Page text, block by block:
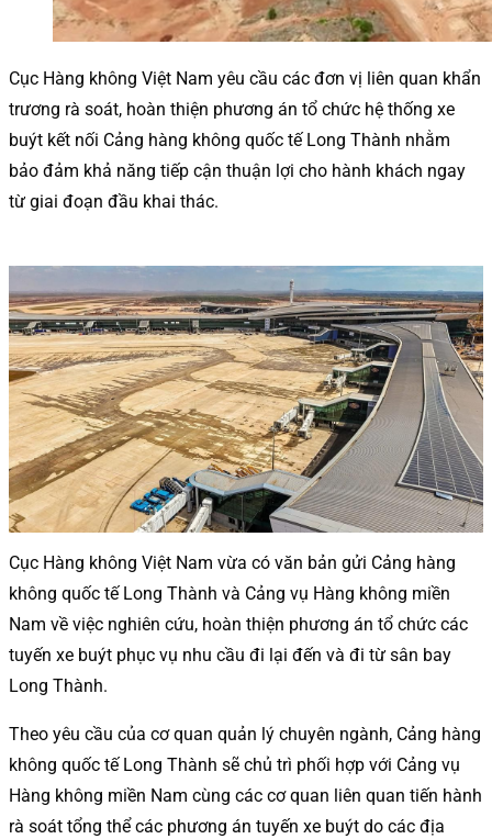
Cục Hàng không Việt Nam yêu cầu các đơn vị liên quan khẩn
trương rà soát, hoàn thiện phương án tổ chức hệ thống xe
buýt kết nối Cảng hàng không quốc tế Long Thành nhằm
bảo đảm khả năng tiếp cận thuận lợi cho hành khách ngay
từ giai đoạn đầu khai thác.
Cục Hàng không Việt Nam vừa có văn bản gửi Cảng hàng
không quốc tế Long Thành và Cảng vụ Hàng không miền
Nam về việc nghiên cứu, hoàn thiện phương án tổ chức các
tuyến xe buýt phục vụ nhu cầu đi lại đến và đi từ sân bay
Long Thành.
Theo yêu cầu của cơ quan quản lý chuyên ngành, Cảng hàng
không quốc tế Long Thành sẽ chủ trì phối hợp với Cảng vụ
Hàng không miền Nam cùng các cơ quan liên quan tiến hành
rà soát tổng thể các phương án tuyến xe buýt do các địa